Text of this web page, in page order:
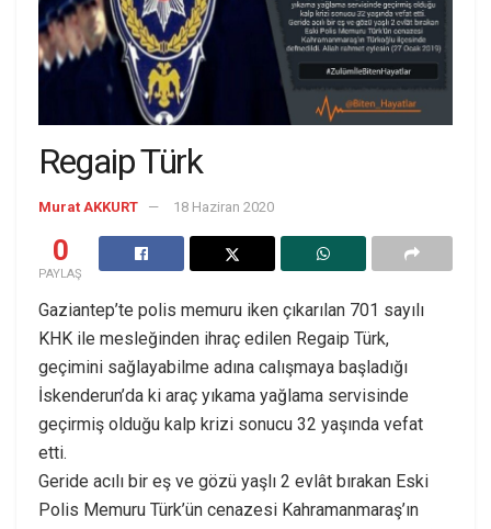
Regaip Türk
Murat AKKURT 18 Haziran 2020
0
PAYLAŞ
Gaziantep’te polis memuru iken çıkarılan 701 sayılı
KHK ile mesleğinden ihraç edilen Regaip Türk,
geçimini sağlayabilme adına calışmaya başladığı
İskenderun’da ki araç yıkama yağlama servisinde
geçirmiş olduğu kalp krizi sonucu 32 yaşında vefat
etti.
Geride acılı bir eş ve gözü yaşlı 2 evlât bırakan Eski
Polis Memuru Türk’ün cenazesi Kahramanmaraş’ın